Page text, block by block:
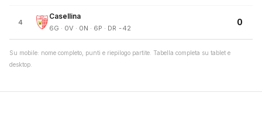
4
Casellina
6G · 0V · 0N · 6P · DR -42
0
Su mobile: nome completo, punti e riepilogo partite. Tabella completa su tablet e
desktop.